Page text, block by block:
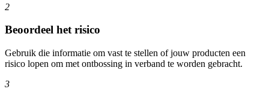
2
Beoordeel het risico
Gebruik die informatie om vast te stellen of jouw producten een
risico lopen om met ontbossing in verband te worden gebracht.
3